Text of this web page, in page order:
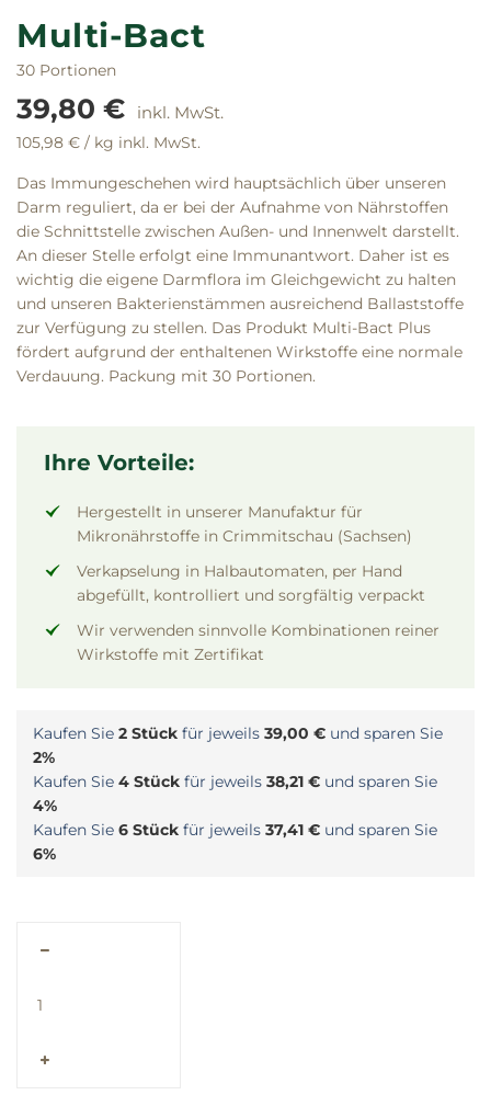
der
Bildgalerie
Multi-Bact
30 Portionen
39,80 €
105,98 € / kg inkl. MwSt.
Das Immungeschehen wird hauptsächlich über unseren
Darm reguliert, da er bei der Aufnahme von Nährstoffen
die Schnittstelle zwischen Außen- und Innenwelt darstellt.
An dieser Stelle erfolgt eine Immunantwort. Daher ist es
wichtig die eigene Darmflora im Gleichgewicht zu halten
und unseren Bakterienstämmen ausreichend Ballaststoffe
zur Verfügung zu stellen. Das Produkt Multi-Bact Plus
fördert aufgrund der enthaltenen Wirkstoffe eine normale
Verdauung. Packung mit 30 Portionen.
Ihre Vorteile:
Hergestellt in unserer Manufaktur für
Mikronährstoffe in Crimmitschau (Sachsen)
Verkapselung in Halbautomaten, per Hand
abgefüllt, kontrolliert und sorgfältig verpackt
Wir verwenden sinnvolle Kombinationen reiner
Wirkstoffe mit Zertifikat
Kaufen Sie 2 Stück für jeweils 39,00 € und sparen Sie
2%
Kaufen Sie 4 Stück für jeweils 38,21 € und sparen Sie
4%
Kaufen Sie 6 Stück für jeweils 37,41 € und sparen Sie
6%